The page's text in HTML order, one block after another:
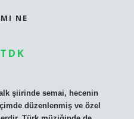
NE
şiirinde semai, hecenin
düzenlenmiş ve özel